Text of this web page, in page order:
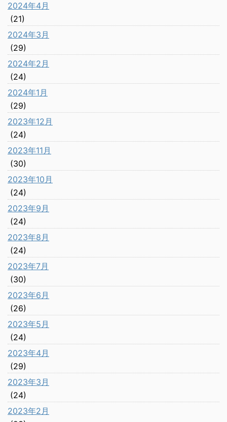
2024年4月
(21)
2024年3月
(29)
2024年2月
(24)
2024年1月
(29)
2023年12月
(24)
2023年11月
(30)
2023年10月
(24)
2023年9月
(24)
2023年8月
(24)
2023年7月
(30)
2023年6月
(26)
2023年5月
(24)
2023年4月
(29)
2023年3月
(24)
2023年2月